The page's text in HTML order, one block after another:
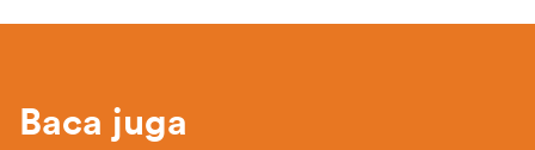
Baca juga